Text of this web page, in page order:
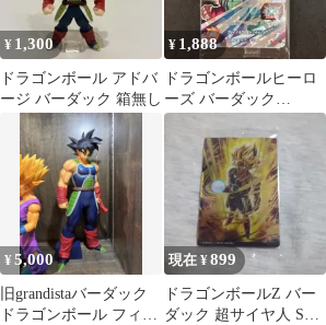
¥ 1,300
ドラゴンボール アドバ
ージ バーダック 箱無し
¥ 1,888
ドラゴンボールヒーロ
ーズ バーダック
SMPVJ-01応募者全員サ
ービス未開封
¥5,000
旧grandistaバーダック
ドラゴンボール フィギ
現在 ¥899
ドラゴンボールZ バー
ダック 超サイヤ人 SEC